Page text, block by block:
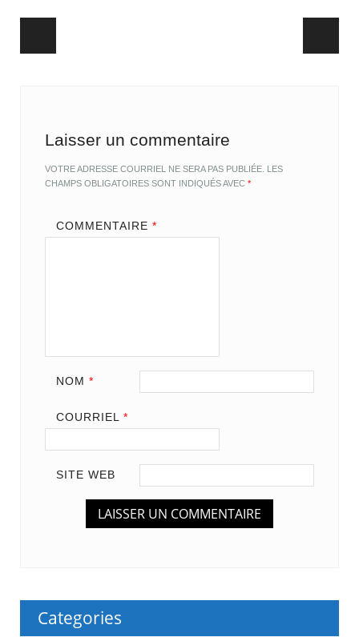
Post navigation
Laisser un commentaire
VOTRE ADRESSE COURRIEL NE SERA PAS PUBLIÉE. LES
CHAMPS OBLIGATOIRES SONT INDIQUÉS AVEC*
COMMENTAIRE *
NOM *
COURRIEL *
SITE WEB
Categories